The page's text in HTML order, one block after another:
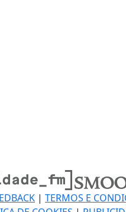
| TERMOS E